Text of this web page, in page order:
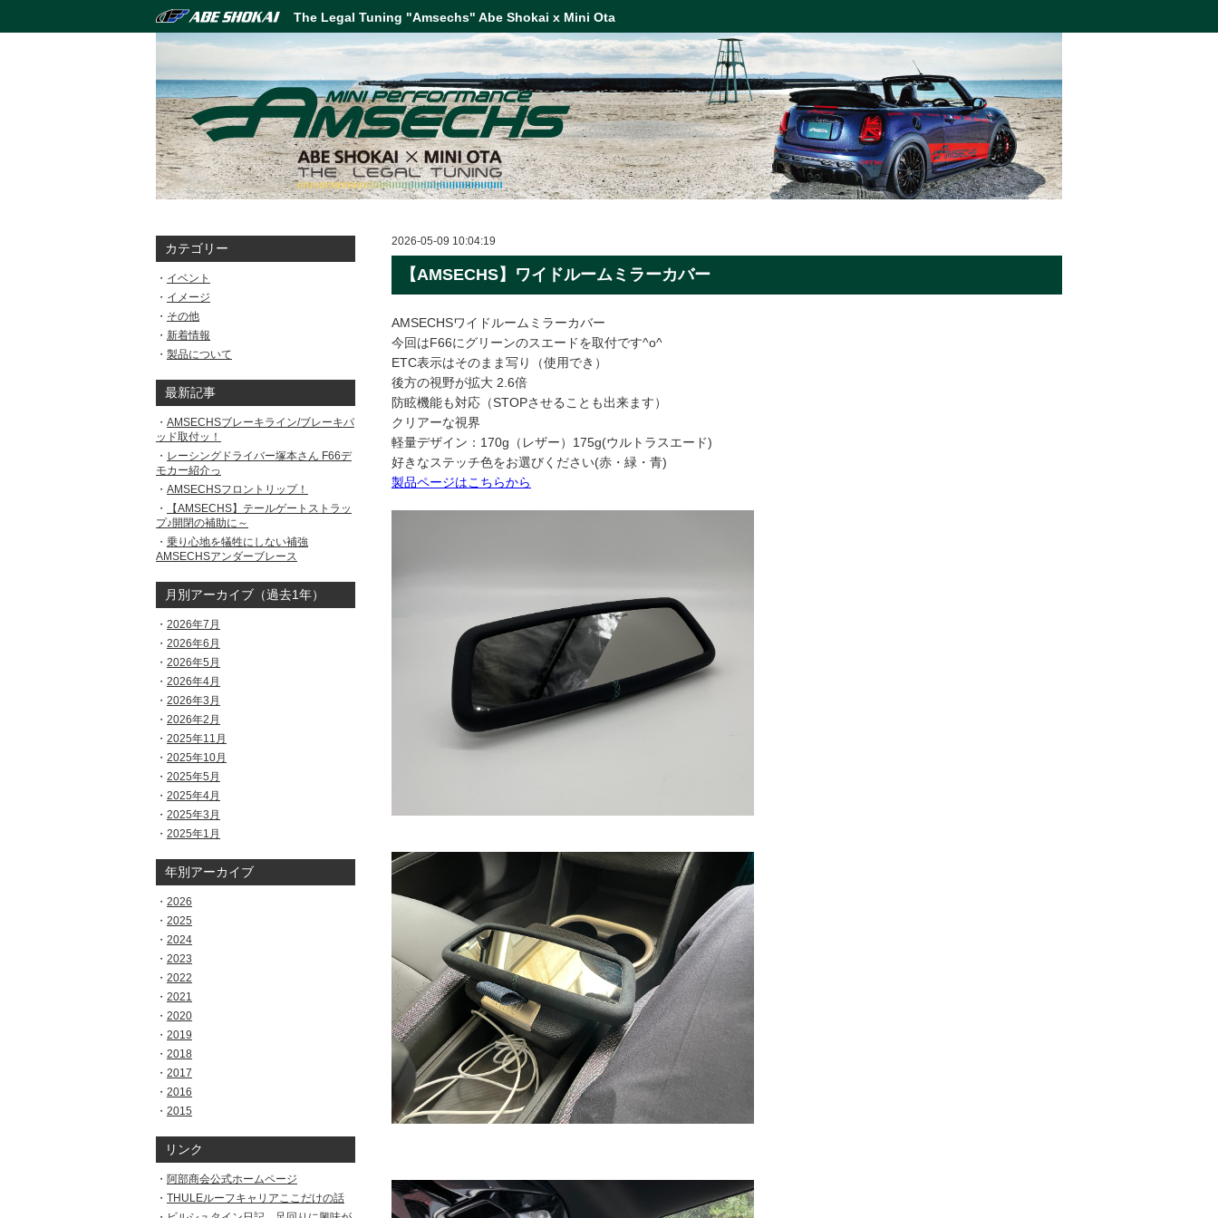
The Legal Tuning "Amsechs" Abe Shokai x Mini Ota
カテゴリー
イベント
イメージ
その他
新着情報
製品について
最新記事
AMSECHSブレーキライン/ブレーキパ
ッド取付ッ！
レーシングドライバー塚本さん F66デ
モカー紹介っ
AMSECHSフロントリップ！
【AMSECHS】テールゲートストラッ
プ♪開閉の補助に～
乗り心地を犠牲にしない補強
AMSECHSアンダーブレース
月別アーカイブ（過去1年）
2026年7月
2026年6月
2026年5月
2026年4月
2026年3月
2026年2月
2025年11月
2025年10月
2025年5月
2025年4月
2025年3月
2025年1月
年別アーカイブ
2026
2025
2024
2023
2022
2021
2020
2019
2018
2017
2016
2015
リンク
阿部商会公式ホームページ
THULEルーフキャリアここだけの話
2026-05-09 10:04:19
【AMSECHS】ワイドルームミラーカバー
AMSECHSワイドルームミラーカバー
今回はF66にグリーンのスエードを取付です^o^
ETC表示はそのまま写り（使用でき）
後方の視野が拡大 2.6倍
防眩機能も対応（STOPさせることも出来ます）
クリアーな視界
軽量デザイン：170g（レザー）175g(ウルトラスエード)
好きなステッチ色をお選びください(赤・緑・青)
製品ページはこちらから